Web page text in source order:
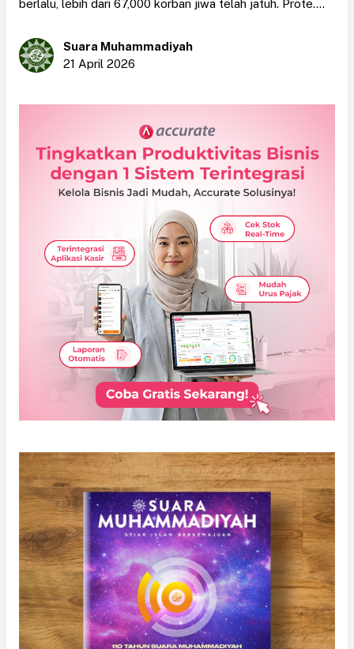
berlalu, lebih dari 67,000 korban jiwa telah jatuh. Prote....
Suara Muhammadiyah
21 April 2026